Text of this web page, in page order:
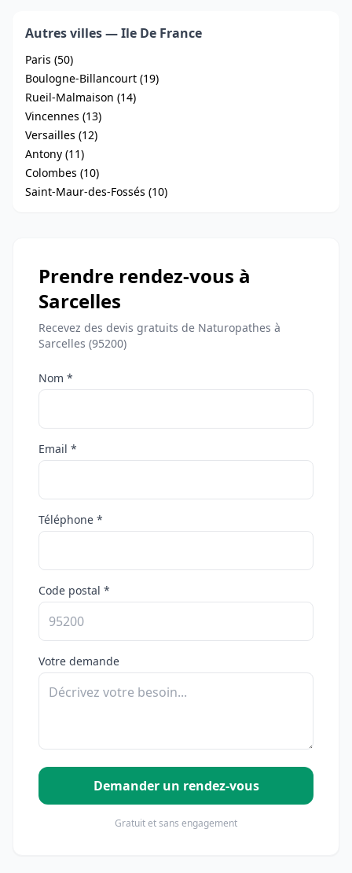
Autres villes — Ile De France
Paris (50)
Boulogne-Billancourt (19)
Rueil-Malmaison (14)
Vincennes (13)
Versailles (12)
Antony (11)
Colombes (10)
Saint-Maur-des-Fossés (10)
Prendre rendez-vous à
Sarcelles
Recevez des devis gratuits de Naturopathes à
Sarcelles (95200)
Nom *
Email *
Téléphone *
Code postal *
Votre demande
Demander un rendez-vous
Gratuit et sans engagement